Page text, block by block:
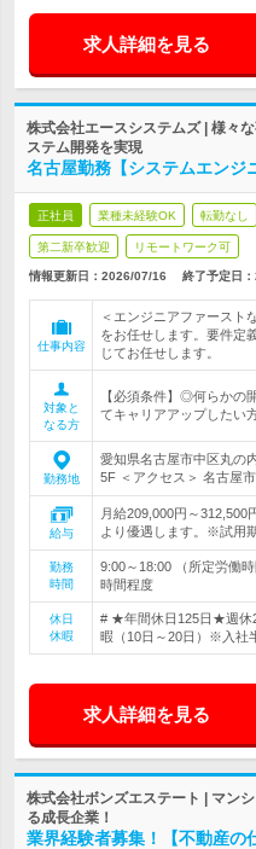
求人詳細を見る
株式会社エースシステムズ | 様々
ステム開発を実現
名古屋勤務【システムエン
正社員 業種未経験OK 転勤なし
第二新卒歓迎 リモートワーク可
情報更新日：2026/07/16 終了予定日：
仕事内容
＜エンジニアファースト
をお任せします。要件定
じてお任せします。
対象と
なる方
【必須条件】◎何らかの
てキャリアアップしたい
勤務地
愛知県名古屋市中区丸の
5F ＜アクセス＞ 名古屋
給与
月給209,000円～
より優遇します。※試用
勤務
時間
9:00～18:00 （所定労働
時間程度
休日
休暇
# ★年間休日125日★週休
暇（10日～20日）※入社
求人詳細を見る
株式会社ボンズエステート | マン
る成長企業！
業界経験者募集！【不動産の